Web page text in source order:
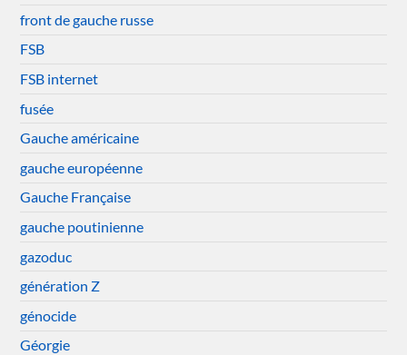
front de gauche russe
FSB
FSB internet
fusée
Gauche américaine
gauche européenne
Gauche Française
gauche poutinienne
gazoduc
génération Z
génocide
Géorgie